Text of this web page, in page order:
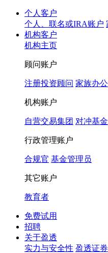
个人客户
个人、联名或IRA账户
机构客户
机构主页
顾问账户
注册投资顾问 家族办
机构账户
自营交易集团 对冲基金
行政管理账户
合规官 基金管理员
其它账户
教育者
免费试用
招聘
关于盈透
实力与安全性 盈透证